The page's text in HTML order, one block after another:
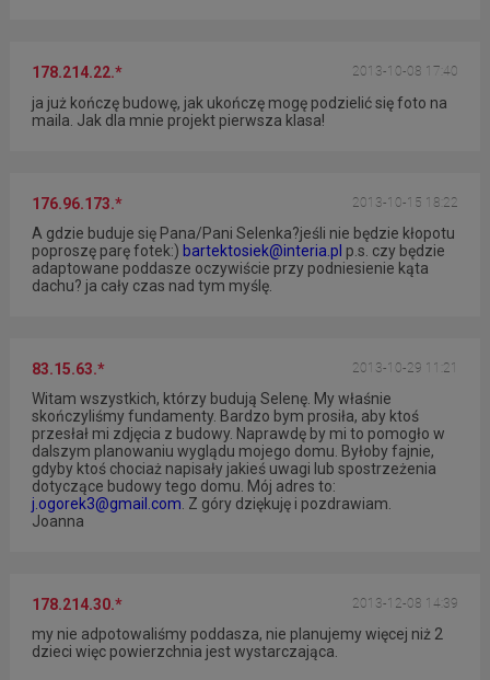
178.214.22.* 2013-10-08 17:40
ja już kończę budowę, jak ukończę mogę podzielić się foto na
maila. Jak dla mnie projekt pierwsza klasa!
176.96.173.* 2013-10-15 18:22
A gdzie buduje się Pana/Pani Selenka?jeśli nie będzie kłopotu
poproszę parę fotek:) bartektosiek@interia.pl p.s. czy będzie
adaptowane poddasze oczywiście przy podniesienie kąta
dachu? ja cały czas nad tym myślę.
83.15.63.* 2013-10-29 11:21
Witam wszystkich, którzy budują Selenę. My właśnie
skończyliśmy fundamenty. Bardzo bym prosiła, aby ktoś
przesłał mi zdjęcia z budowy. Naprawdę by mi to pomogło w
dalszym planowaniu wyglądu mojego domu. Byłoby fajnie,
gdyby ktoś chociaż napisały jakieś uwagi lub spostrzeżenia
dotyczące budowy tego domu. Mój adres to:
j.ogorek3@gmail.com . Z góry dziękuję i pozdrawiam.
Joanna
178.214.30.* 2013-12-08 14:39
my nie adpotowaliśmy poddasza, nie planujemy więcej niż 2
dzieci więc powierzchnia jest wystarczająca.